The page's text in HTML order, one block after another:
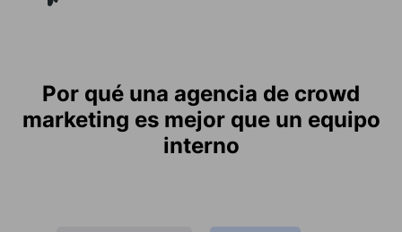
Por qué una agencia de crowd
marketing es mejor que un equipo
interno